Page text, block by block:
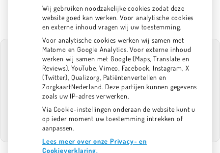
U heeft geen toestemming gegeven voor
externe inhoud
die nodig is om dit te
Cookie-instellingen wijzigen
Wij gebruiken noodzakelijke cookies zodat deze
website goed kan werken. Voor analytische cookies
en externe inhoud vragen wij uw toestemming.
Voor analytische cookies werken wij samen met
Matomo en Google Analytics. Voor externe inhoud
werken wij samen met Google (Maps, Translate en
Reviews), YouTube, Vimeo, Facebook, Instagram, X
(Twitter), Qualizorg, Patiëntenvertellen en
ZorgkaartNederland. Deze partijen kunnen gegevens
zoals uw IP-adres verwerken.
Via Cookie-instellingen onderaan de website kunt u
op ieder moment uw toestemming intrekken of
aanpassen.
Lees meer over onze Privacy- en
Cookieverklaring.